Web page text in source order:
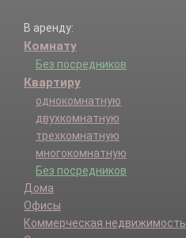
В аренду:
Комнату
Без посредников
Квартиру
однокомнатную
двухкомнатную
трехкомнатную
многокомнатную
Без посредников
Дома
Офисы
Коммерческая недвижимость